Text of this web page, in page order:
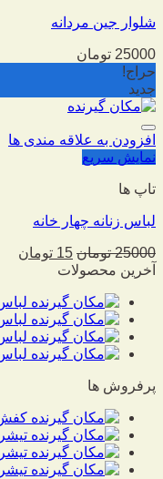
شلوار جین مردانه
25000 تومان
حراج!
جدید
افزودن به علاقه مندی ها
نمایش سریع
تاپ ها
لباس زنانه چهار خانه
25000 تومان 15 تومان
آخرین محصولات
پرفروش ها
کفش